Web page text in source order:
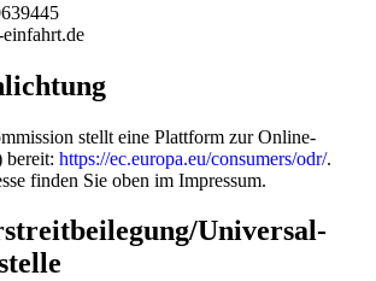
stellt eine Plattform zur Online-
bereit: https://ec.europa.eu/consumers/odr/.
finden Sie oben im Impressum.
Universal­